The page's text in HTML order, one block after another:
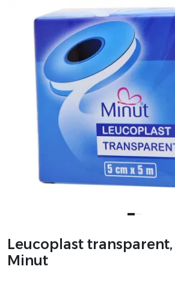
Leucoplast
Minut